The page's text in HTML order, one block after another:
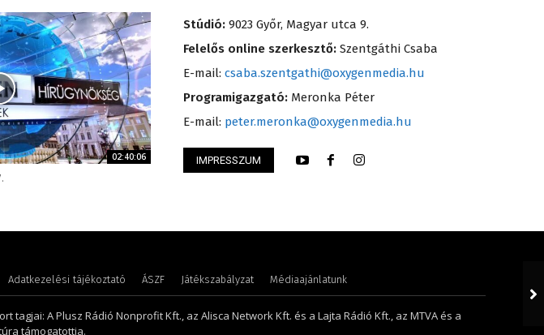
– 2008 Farkasdi Gyula – technikus – 1996
02:40:06
Stúdió: 9023 Győr, Magyar utca 9.
Felelős online szerkesztő: Szentgáthi Csaba
E-mail: csaba.szentgathi@oxygenmedia.hu
Programigazgató: Meronka Péter
E-mail: peter.meronka@oxygenmedia.hu
IMPRESSZUM
Adatkezelési tájékoztató ÁSZF Játékszabályzat Médiaajánlatunk
tagjai: A Plusz Rádió Nonprofit Kft., az Alisca Network Kft. és a Lajta Rádió Kft., az MTVA és a
támogatottja.